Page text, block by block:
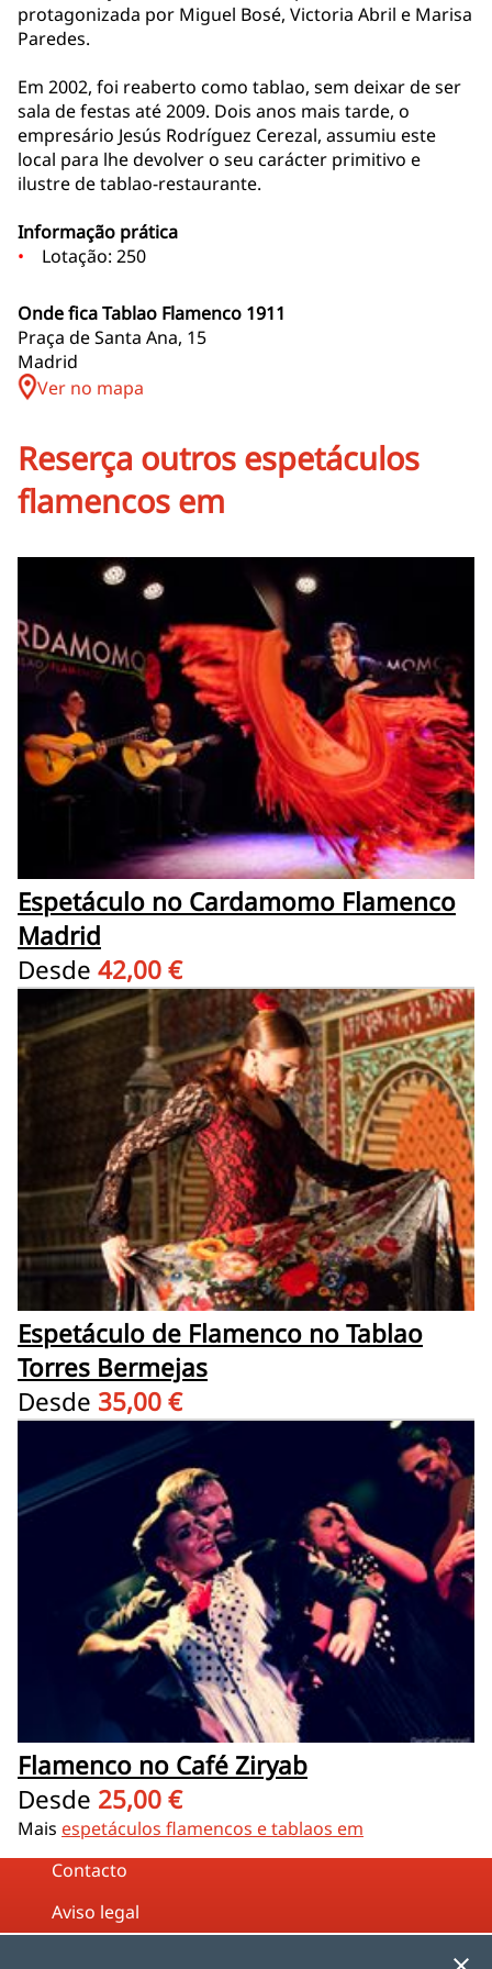
protagonizada por Miguel Bosé, Victoria Abril e Marisa
Paredes.
Em 2002, foi reaberto como tablao, sem deixar de ser
sala de festas até 2009. Dois anos mais tarde, o
empresário Jesús Rodríguez Cerezal, assumiu este
local para lhe devolver o seu carácter primitivo e
ilustre de tablao-restaurante.
Informação prática
Lotação: 250
Onde fica Tablao Flamenco 1911
Praça de Santa Ana, 15
Madrid
Ver no mapa
Reserça outros espetáculos
flamencos em
Espetáculo no Cardamomo Flamenco
Madrid
Desde 42,00 €
Espetáculo de Flamenco no Tablao
Torres Bermejas
Desde 35,00 €
Flamenco no Café Ziryab
Desde 25,00 €
Mais espetáculos flamencos e tablaos em
Contacto
Aviso legal